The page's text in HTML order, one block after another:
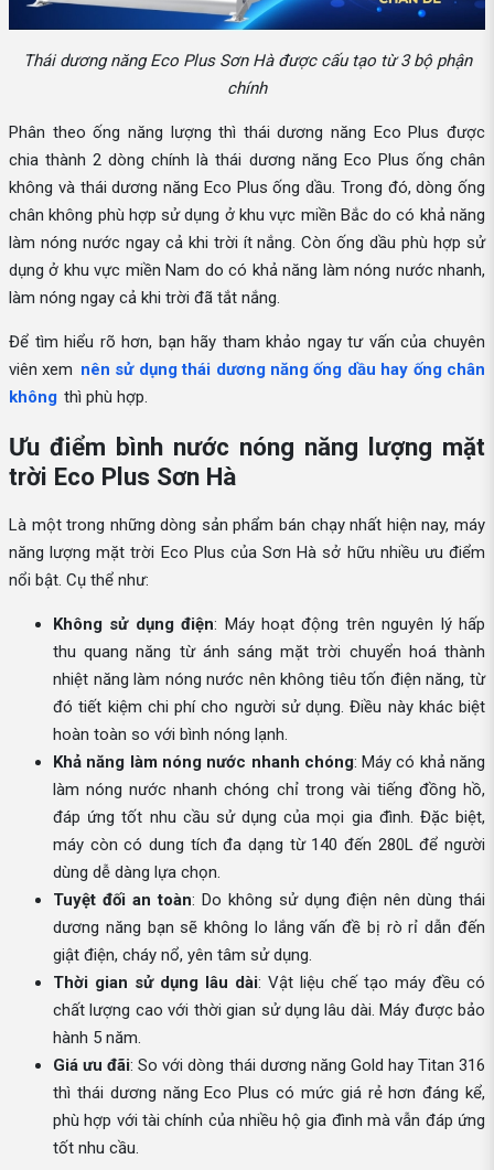
Thái dương năng Eco Plus Sơn Hà được cấu tạo từ 3 bộ phận
chính
Phân theo ống năng lượng thì thái dương năng Eco Plus được
chia thành 2 dòng chính là thái dương năng Eco Plus ống chân
không và thái dương năng Eco Plus ống dầu. Trong đó, dòng ống
chân không phù hợp sử dụng ở khu vực miền Bắc do có khả năng
làm nóng nước ngay cả khi trời ít nắng. Còn ống dầu phù hợp sử
dụng ở khu vực miền Nam do có khả năng làm nóng nước nhanh,
làm nóng ngay cả khi trời đã tắt nắng.
Để tìm hiểu rõ hơn, bạn hãy tham khảo ngay tư vấn của chuyên
viên xem nên sử dụng thái dương năng ống dầu hay ống chân
không thì phù hợp.
Ưu điểm bình nước nóng năng lượng mặt
trời Eco Plus Sơn Hà
Là một trong những dòng sản phẩm bán chạy nhất hiện nay, máy
năng lượng mặt trời Eco Plus của Sơn Hà sở hữu nhiều ưu điểm
nổi bật. Cụ thể như:
Không sử dụng điện: Máy hoạt động trên nguyên lý hấp
thu quang năng từ ánh sáng mặt trời chuyển hoá thành
nhiệt năng làm nóng nước nên không tiêu tốn điện năng, từ
đó tiết kiệm chi phí cho người sử dụng. Điều này khác biệt
hoàn toàn so với bình nóng lạnh.
Khả năng làm nóng nước nhanh chóng: Máy có khả năng
làm nóng nước nhanh chóng chỉ trong vài tiếng đồng hồ,
đáp ứng tốt nhu cầu sử dụng của mọi gia đình. Đặc biệt,
máy còn có dung tích đa dạng từ 140 đến 280L để người
dùng dễ dàng lựa chọn.
Tuyệt đối an toàn: Do không sử dụng điện nên dùng thái
dương năng bạn sẽ không lo lắng vấn đề bị rò rỉ dẫn đến
giật điện, cháy nổ, yên tâm sử dụng.
Thời gian sử dụng lâu dài: Vật liệu chế tạo máy đều có
chất lượng cao với thời gian sử dụng lâu dài. Máy được bảo
hành 5 năm.
Giá ưu đãi: So với dòng thái dương năng Gold hay Titan 316
thì thái dương năng Eco Plus có mức giá rẻ hơn đáng kể,
phù hợp với tài chính của nhiều hộ gia đình mà vẫn đáp ứng
tốt nhu cầu.